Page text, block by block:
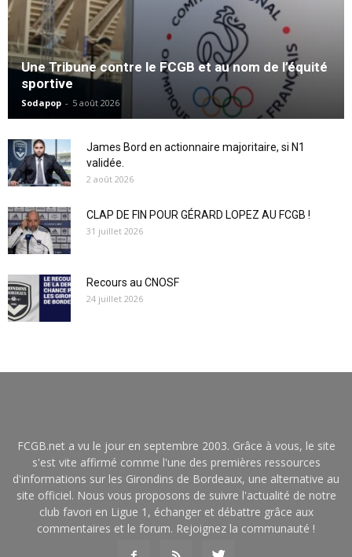
Une Tribune contre le FCGB et au nom de l’équité
sportive
Sodapop - 5 août 2026
James Bord en actionnaire majoritaire, si N1
validée.
2 août 2026
CLAP DE FIN POUR GÉRARD LOPEZ AU FCGB !
31 juillet 2026
Recours au CNOSF
24 juillet 2026
FCGB.net a vu le jour en septembre 2003. Grâce à vous, le site
s'est vite affirmé comme l'une des premières ressources
d'informations sur les Girondins de Bordeaux, une alternative au
site officiel. Nous vous proposons de suivre l'actualité de notre
club favori en Ligue 1, échanger et débattre grâce aux
commentaires et le forum. Rejoignez la communauté !